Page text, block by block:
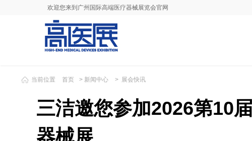
欢迎您来到广州国际高端医疗器械展览会官网
当前位置 首页 > 新闻中心 > 展会快讯
三洁邀您参加2026第10
器械展